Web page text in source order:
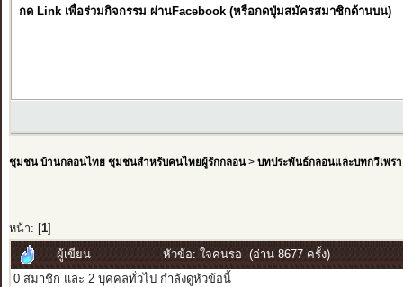
กด Link เพื่อร่วมกิจกรรม ผ่านFacebook (หรือกดปุ่มสมัครสมาชิกด้านบน)
ชุมชน บ้านกลอนไทย ชุมชนสำหรับคนไทยผู้รักกลอน> บทประพันธ์กลอนและบทกวีเพรา
หน้า: [ 1]
ผู้เขียน
หัวข้อ: ใจคนรอ (อ่าน 8677 ครั้ง)
0 สมาชิก และ 2 บุคคลทั่วไป กำลังดูหัวข้อนี้